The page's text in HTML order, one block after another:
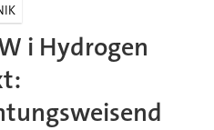
i Hydrogen